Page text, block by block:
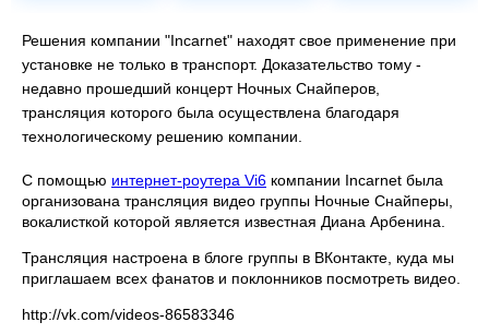
Решения компании "Incarnet" находят свое применение при
установке не только в транспорт. Доказательство тому -
недавно прошедший концерт Ночных Снайперов,
трансляция которого была осуществлена благодаря
технологическому решению компании.
С помощью интернет-роутера Vi6 компании Incarnet была
организована трансляция видео группы Ночные Снайперы,
вокалисткой которой является известная Диана Арбенина.
Трансляция настроена в блоге группы в ВКонтакте, куда мы
приглашаем всех фанатов и поклонников посмотреть видео.
http://vk.com/videos-86583346